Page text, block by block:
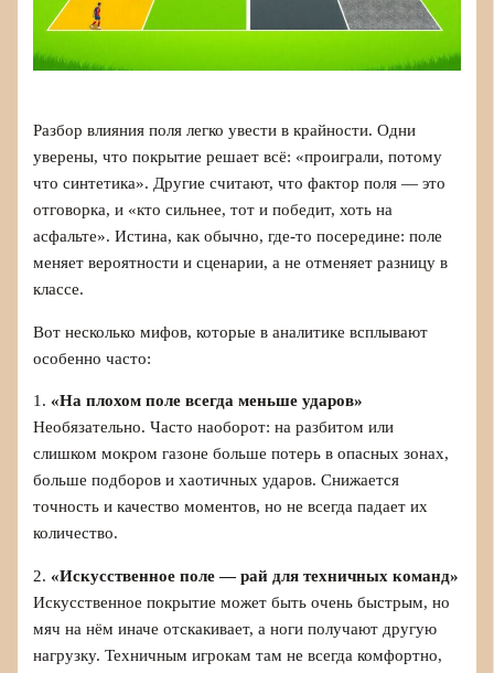
Разбор влияния поля легко увести в крайности. Одни
уверены, что покрытие решает всё: «проиграли, потому
что синтетика». Другие считают, что фактор поля — это
отговорка, и «кто сильнее, тот и победит, хоть на
асфальте». Истина, как обычно, где‑то посередине: поле
меняет вероятности и сценарии, а не отменяет разницу в
классе.
Вот несколько мифов, которые в аналитике всплывают
особенно часто:
1.«На плохом поле всегда меньше ударов»
Необязательно. Часто наоборот: на разбитом или
слишком мокром газоне больше потерь в опасных зонах,
больше подборов и хаотичных ударов. Снижается
точность и качество моментов, но не всегда падает их
количество.
2.«Искусственное поле — рай для техничных команд»
Искусственное покрытие может быть очень быстрым, но
мяч на нём иначе отскакивает, а ноги получают другую
нагрузку. Техничным игрокам там не всегда комфортно,